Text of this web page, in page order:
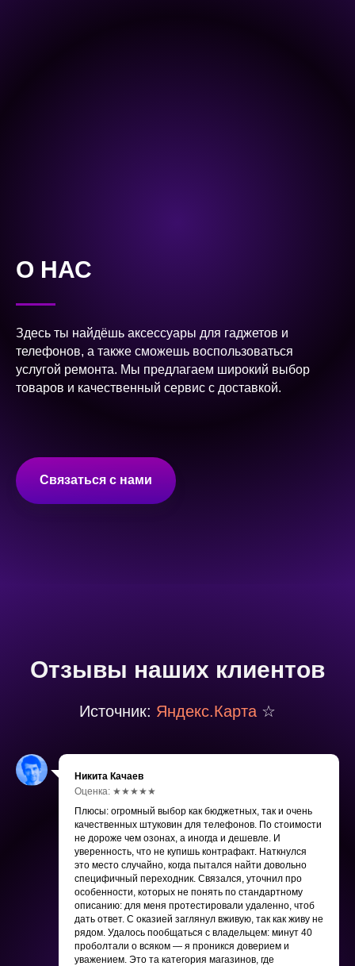
О НАС
Здесь ты найдёшь аксессуары для гаджетов и
телефонов, а также сможешь воспользоваться
услугой ремонта. Мы предлагаем широкий выбор
товаров и качественный сервис с доставкой.
Связаться с нами
Отзывы наших клиентов
Источник: Яндекс.Карта ☆
Никита Качаев
Оценка: ★★★★★
Плюсы: огромный выбор как бюджетных, так и очень
качественных штуковин для телефонов. По стоимости
не дороже чем озонах, а иногда и дешевле. И
уверенность, что не купишь контрафакт. Наткнулся
это место случайно, когда пытался найти довольно
специфичный переходник. Связался, уточнил про
особенности, которых не понять по стандартному
описанию: для меня протестировали удаленно, чтоб
дать ответ. С оказией заглянул вживую, так как живу не
рядом. Удалось пообщаться с владельцем: минут 40
проболтали о всяком — я проникся доверием и
уважением. Это та категория магазинов, где